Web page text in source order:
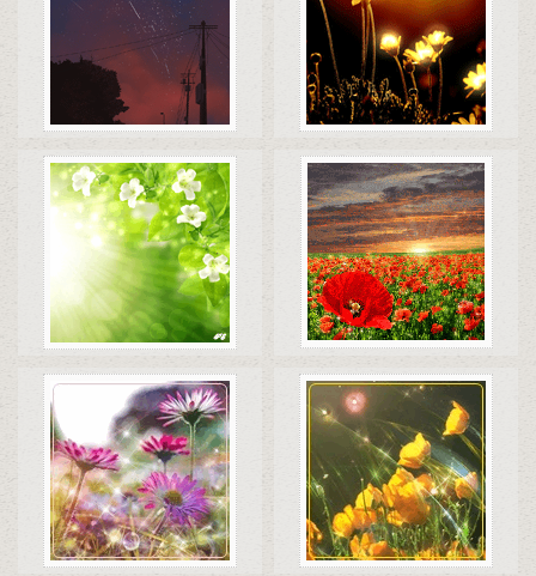
Скачать Коды Скачать
Коды Скачать Коды Скачать
Коды Скачать Коды Скачать